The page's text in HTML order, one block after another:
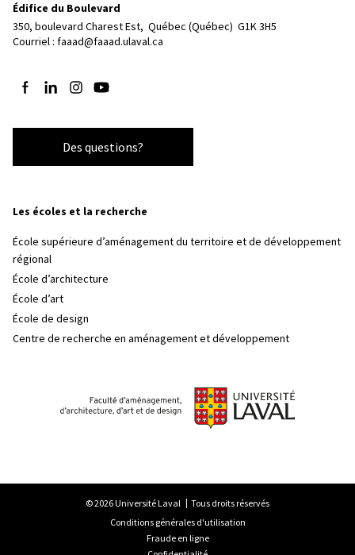
Édifice du Boulevard
350, boulevard Charest Est, Québec (Québec)  G1K 3H5
Courriel : faaad@faaad.ulaval.ca
Suivez-nous sur Facebook
Suivez-nous sur LinkedIn
Suivez-nous sur Instagram
Suivez-nous sur YouTube
Des questions?
Les écoles et la recherche
École supérieure d’aménagement du territoire et de développement
régional
École d’architecture
École d’art
École de design
Centre de recherche en aménagement et développement
© 2026 Université Laval
Tous droits réservés
Conditions générales d'utilisation
Fraude en ligne